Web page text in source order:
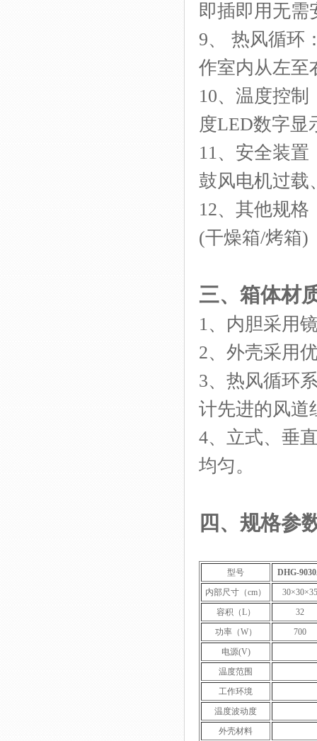
即插即用无需
9、
热风循环
作室内从左至
10、温度控制
度LED数字显
11、安全装置
鼓风电机过载
12、其他规格
(干燥箱/烤箱)
三、 箱体材
1、内胆采用
2、外壳采用
3、热风循环
计先进的风道
4、立式、垂
均匀。
四 、 规格参
型号
DHG-
内部尺寸（cm）
30×30×35
容积（L）
32
功率（W）
700
电源(V)
温度范围
工作环境
温度波动度
外壳材料